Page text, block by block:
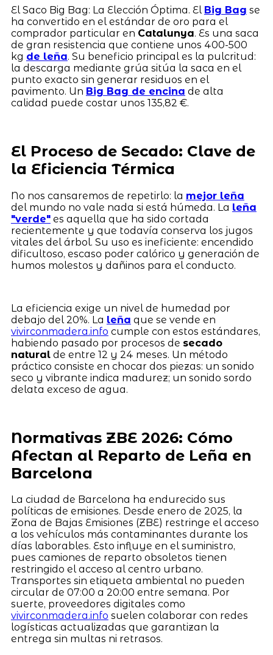
El Saco Big Bag: La Elección Óptima. El Big Bag se
ha convertido en el estándar de oro para el
comprador particular en Catalunya. Es una saca
de gran resistencia que contiene unos 400-500
kg de leña. Su beneficio principal es la pulcritud:
la descarga mediante grúa sitúa la saca en el
punto exacto sin generar residuos en el
pavimento. Un Big Bag de encina de alta
calidad puede costar unos 135,82 €.
El Proceso de Secado: Clave de
la Eficiencia Térmica
No nos cansaremos de repetirlo: la mejor leña
del mundo no vale nada si está húmeda. La leña
"verde"es aquella que ha sido cortada
recientemente y que todavía conserva los jugos
vitales del árbol. Su uso es ineficiente: encendido
dificultoso, escaso poder calórico y generación de
humos molestos y dañinos para el conducto.
La eficiencia exige un nivel de humedad por
debajo del 20%. La leña que se vende en
vivirconmadera.info cumple con estos estándares,
habiendo pasado por procesos de secado
naturalde entre 12 y 24 meses. Un método
práctico consiste en chocar dos piezas: un sonido
seco y vibrante indica madurez; un sonido sordo
delata exceso de agua.
Normativas ZBE 2026: Cómo
Afectan al Reparto de Leña en
Barcelona
La ciudad de Barcelona ha endurecido sus
políticas de emisiones. Desde enero de 2025, la
Zona de Bajas Emisiones (ZBE) restringe el acceso
a los vehículos más contaminantes durante los
días laborables. Esto influye en el suministro,
pues camiones de reparto obsoletos tienen
restringido el acceso al centro urbano.
Transportes sin etiqueta ambiental no pueden
circular de 07:00 a 20:00 entre semana. Por
suerte, proveedores digitales como
vivirconmadera.info suelen colaborar con redes
logísticas actualizadas que garantizan la
entrega sin multas ni retrasos.